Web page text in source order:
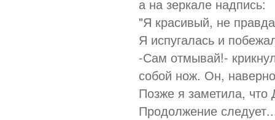
а на зеркале надпись:
"Я красивый, не
Я испугалась и
-Сам отмывай!-
собой нож. Он,
Позже я заметила,
Продолжение